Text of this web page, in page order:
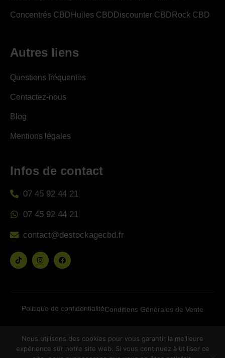
Concentrés CBD Huiles CBD Discounter CBD Rock CBD
Autres liens
Questions fréquentes
Contactez-nous
Blog
Mentions légales
Infos de contact
07 45 92 44 21
07 45 92 44 21
contact@destockagecbd.fr
Copyright © 2025 Destockage CBD. Tous les droits
sont réservés.
Politique de confidentialitéConditions Générales de Vente
Nous utilisons des cookies pour vous garantir la meilleure
expérience sur notre site web. Si vous continuez à utiliser ce